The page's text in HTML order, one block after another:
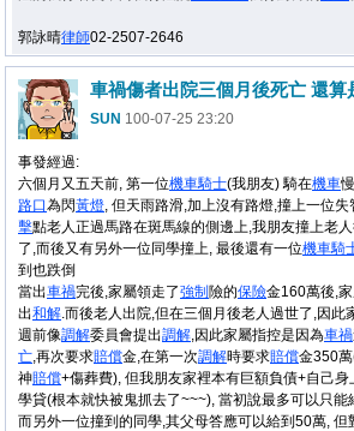
郭詠晴律師02-2507-2646
SUN 100-07-25 23:20
事發經過:
六個月又五天前, 第一位機車騎士(我朋友) 騎在機車慢
路口為閃黃燈, 但天雨路滑,加上沒有路燈,撞上一位失
擊點老人正過馬路在斑馬線的側邊上,我朋友撞上老
了,而後又有另外一位同學撞上, 最後還有一位機車騎
到也跌倒
當出車禍完後,家屬領走了強制 險的保險金160萬後,
出和解.而後老人出院,但在三個月後老人過世了,因此
週前像調解委員會提出調解,因此家屬指控是因為車禍
亡,再次要求賠償金,在第一次調解時要求賠償金350
神賠償+傷葬費), 但我朋友家裡本有巨額負債+自己身
學貸(根本就快被鬼抓去了~~~), 當初說最多可以只能
而另外一位撞到的同學,其父母答應可以給到50萬, 但